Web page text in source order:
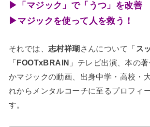
▶「マジック」で「うつ」を改善
▶マジックを使って人を救う！
それでは、 志村祥瑚さんについて「 ス
「FOOTxBRAIN 」テレビ出演、本の
かマジックの動画、出身中学・高校・
れからメンタルコーチに至るプロフィ
す。